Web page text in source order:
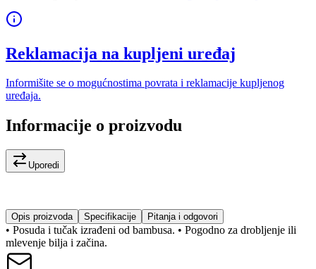
Reklamacija na kupljeni uređaj
Informišite se o mogućnostima povrata i reklamacije kupljenog
uređaja.
Informacije o proizvodu
Uporedi
Opis proizvoda Specifikacije Pitanja i odgovori
• Posuda i tučak izrađeni od bambusa. • Pogodno za drobljenje ili
mlevenje bilja i začina.